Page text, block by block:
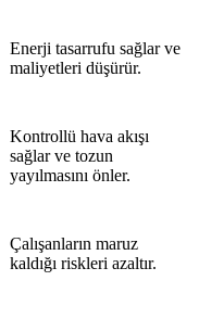
Enerji tasarrufu sağlar ve
maliyetleri düşürür.
Kontrollü hava akışı
sağlar ve tozun
yayılmasını önler.
Çalışanların maruz
kaldığı riskleri azaltır.